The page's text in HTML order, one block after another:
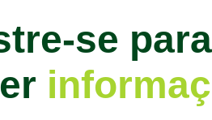
se para